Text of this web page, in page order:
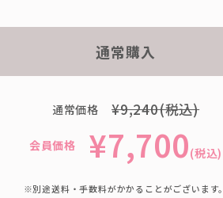
通常購入
通常価格 ¥9,240(税込)
会員価格 ¥7,700(税込)
※別途送料・手数料がかかることがございます。